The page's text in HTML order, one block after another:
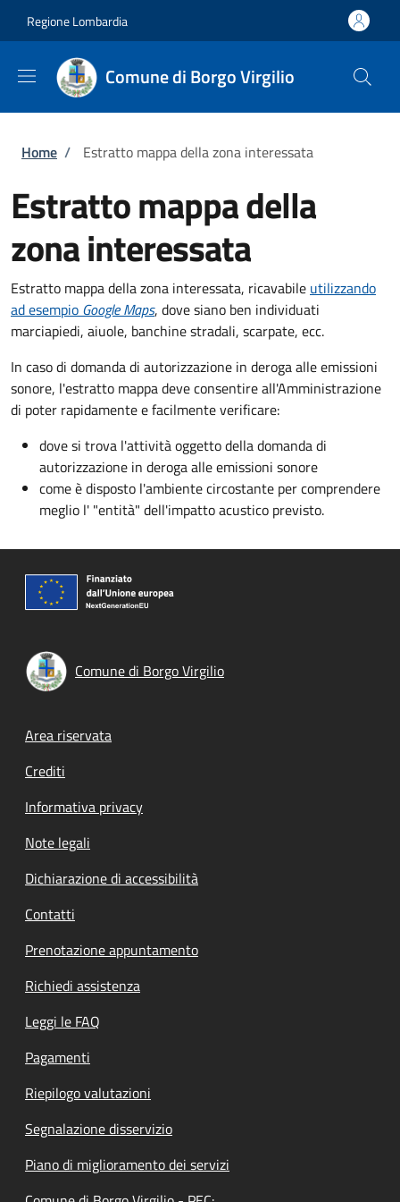
Regione Lombardia
Comune di Borgo Virgilio
Briciole di pane
Home / Estratto mappa della zona interessata
Estratto mappa della
zona interessata
Estratto mappa della zona interessata, ricavabile utilizzando
ad esempio Google Maps, dove siano ben individuati
marciapiedi, aiuole, banchine stradali, scarpate, ecc.
In caso di domanda di autorizzazione in deroga alle emissioni
sonore, l'estratto mappa deve consentire all'Amministrazione
di poter rapidamente e facilmente verificare:
dove si trova l'attività oggetto della domanda di
autorizzazione in deroga alle emissioni sonore
come è disposto l'ambiente circostante per comprendere
meglio l' "entità" dell'impatto acustico previsto.
Comune di Borgo Virgilio
Footer menu
Area riservata
Crediti
Informativa privacy
Note legali
Dichiarazione di accessibilità
Contatti
Prenotazione appuntamento
Richiedi assistenza
Leggi le FAQ
Pagamenti
Riepilogo valutazioni
Segnalazione disservizio
Piano di miglioramento dei servizi